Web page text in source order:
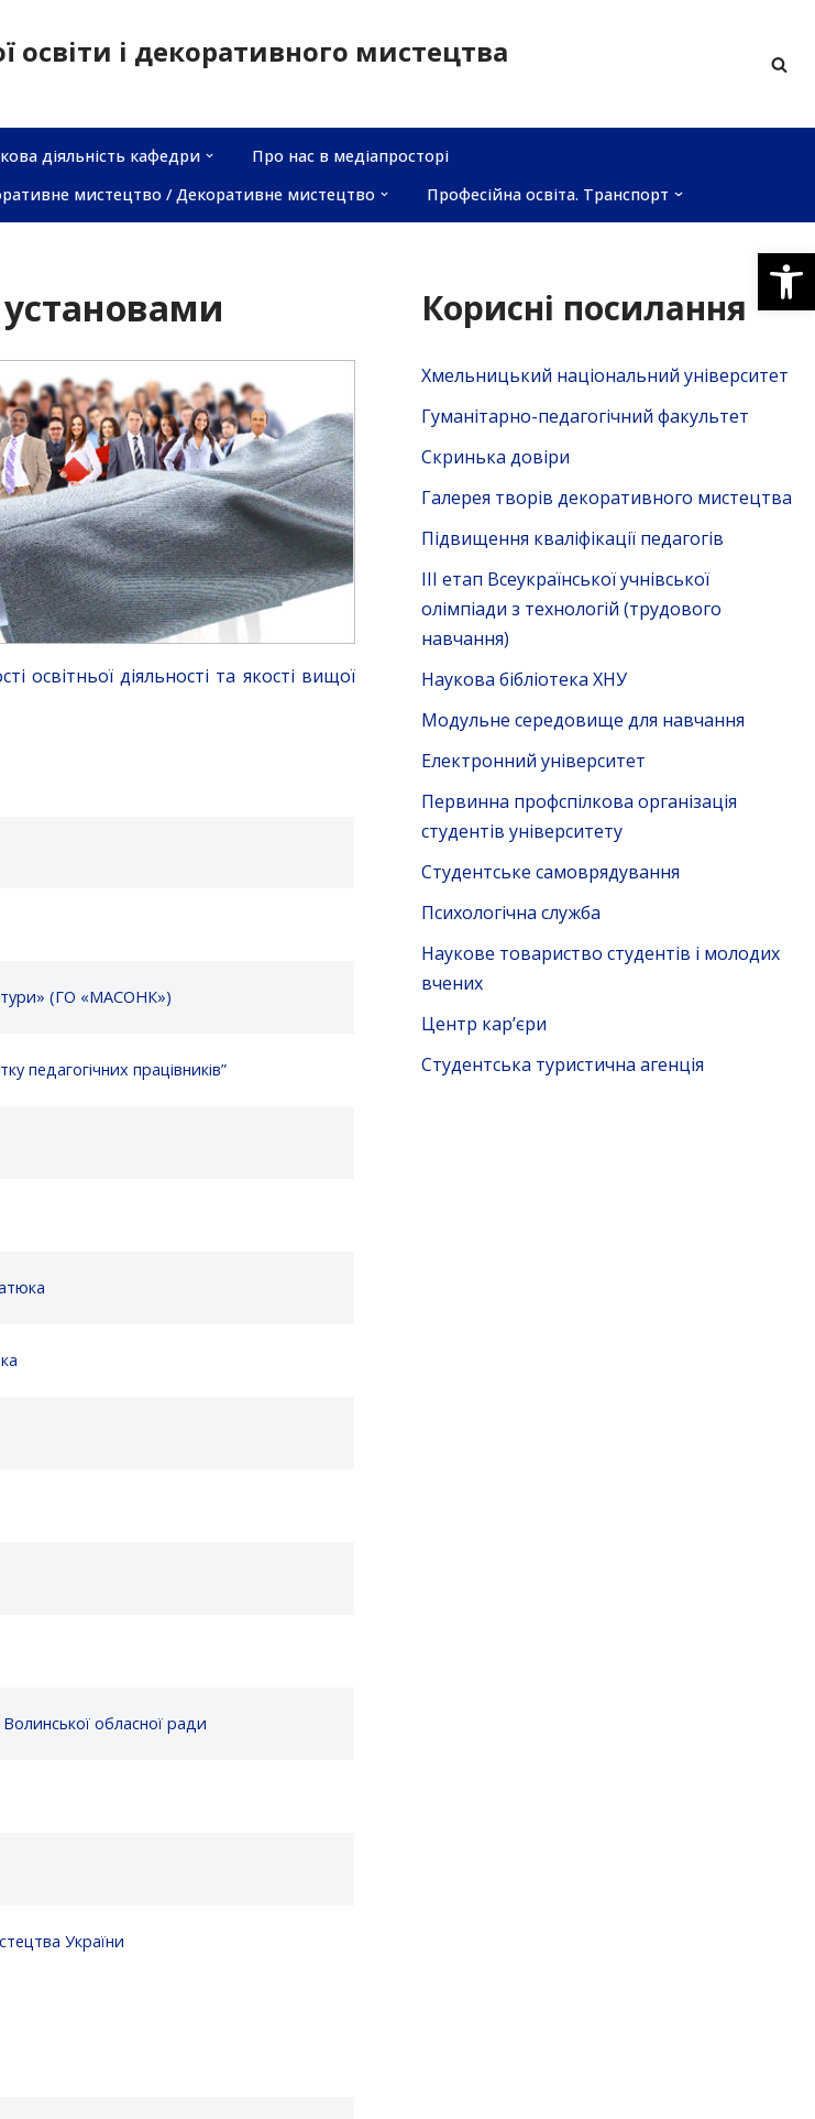
освіти і декоративного мистецтва
діяльність кафедри
Про нас в медіапросторі
мистецтво / Декоративне мистецтво Професійна освіта. Транспорт
освітньої діяльності та якості вищої
(ГО «МАСОНК»)
педагогічних працівників”
обласної ради
України
Корисні посилання
Хмельницький національний університет
Гуманітарно-педагогічний факультет
Скринька довiри
Галерея творів декоративного мистецтва
Підвищення кваліфікації педагогів
ІІІ етап Всеукраїнської учнівської
олімпіади з технологій (трудового
навчання)
Наукова бібліотека ХНУ
Модульне середовище для навчання
Електронний університет
Первинна профспілкова організація
студентів університету
Студентське самоврядування
Психологічна служба
Наукове товариство студентів і молодих
вчених
Центр кар’єри
Студентська туристична агенція